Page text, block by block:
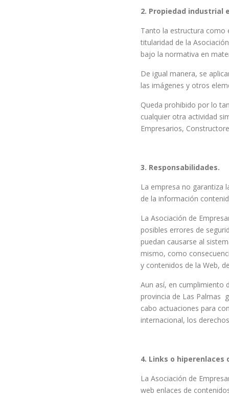
2. Propiedad industrial
Tanto la estructura como
titularidad de la
bajo la normativa en
De igual manera, se
las imágenes y otros
Queda prohibido por lo
cualquier otra actividad
Empresarios,
3. Responsabilidades.
La empresa no garantiza
de la información
La Asociación de
posibles errores de
puedan causarse al
mismo, como
y contenidos de la Web,
Aun así, en cumplimiento
provincia de Las Palmas
cabo actuaciones para
internacional, los
4. Links o hiperenlaces
La Asociación de
web enlaces de